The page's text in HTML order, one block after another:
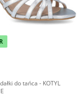
do tańca - KOTYL